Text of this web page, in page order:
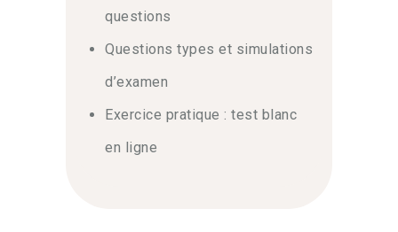
questions
Questions types et simulations
d’examen
Exercice pratique : test blanc
en ligne